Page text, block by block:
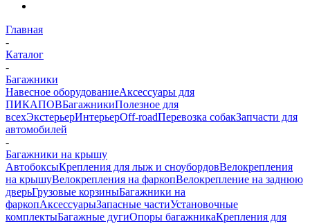
Главная
-
Каталог
-
Багажники
Навесное оборудованиеАксессуары для
ПИКАПОВБагажникиПолезное для
всехЭкстерьерИнтерьерOff-roadПеревозка собакЗапчасти для
автомобилей
-
Багажники на крышу
АвтобоксыКрепления для лыж и сноубордовВелокрепления
на крышуВелокрепления на фаркопВелокрепление на заднюю
дверьГрузовые корзиныБагажники на
фаркопАксессуарыЗапасные частиУстановочные
комплектыБагажные дугиОпоры багажникаКрепления для